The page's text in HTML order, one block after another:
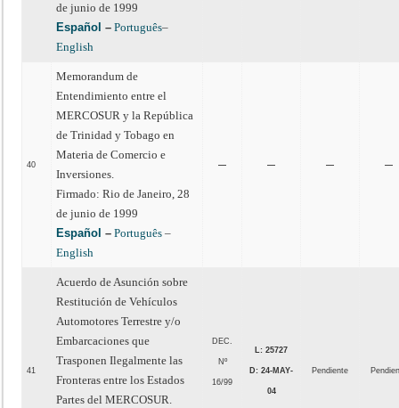
de junio de 1999
Español – Português–
English
40
Memorandum de
Entendimiento entre el
MERCOSUR y la República
de Trinidad y Tobago en
Materia de Comercio e
Inversiones.
Firmado: Rio de Janeiro, 28
de junio de 1999
Español – Português –
English
— — — —
41
Acuerdo de Asunción sobre
Restitución de Vehículos
Automotores Terrestre y/o
Embarcaciones que
Trasponen Ilegalmente las
Fronteras entre los Estados
Partes del MERCOSUR.
DEC.
Nº
16/99
L: 25727
D: 24-MAY-
04
Pendiente